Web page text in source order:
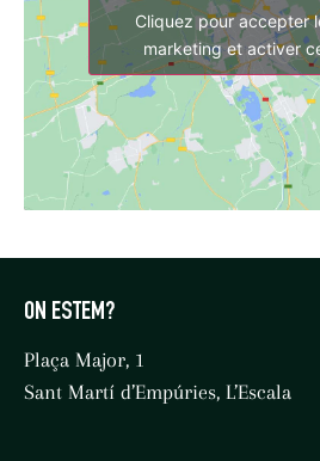
Cliquez pour accepter
marketing et activer
ON ESTEM?
Plaça Major, 1
Sant Martí d’Empúries, L’Escala